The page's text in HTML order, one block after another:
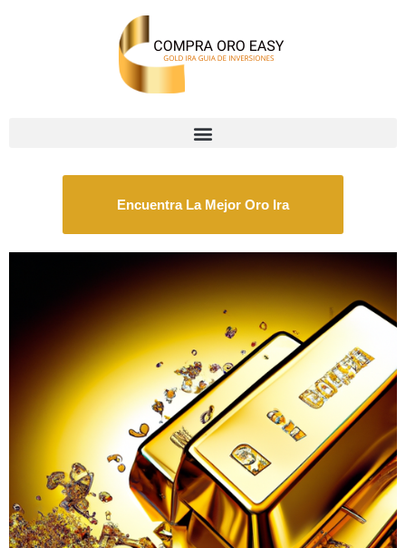
Encuentra La Mejor Oro Ira